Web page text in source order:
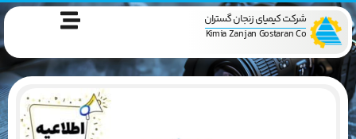
شرکت کیمیای زنجان گستران
Kimia Zanjan Gostaran Co